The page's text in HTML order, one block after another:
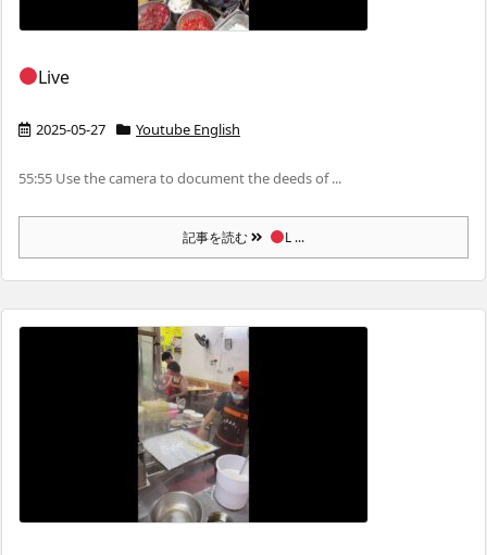
Live
2025-05-27 Youtube English
55:55 Use the camera to document the deeds of ...
記事を読む L ...